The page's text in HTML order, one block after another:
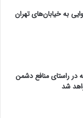
در راستای منافع دشمن
شد